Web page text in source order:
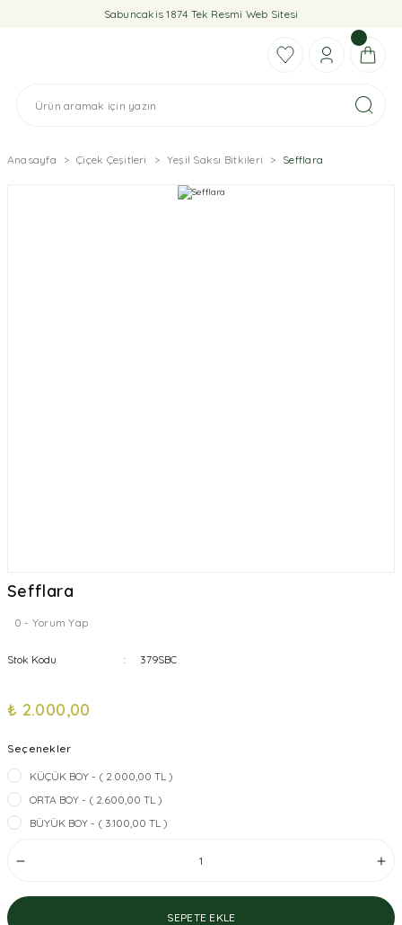
Sabuncakis 1874 Tek Resmi Web Sitesi
Anasayfa Çiçek Çeşitleri Yeşil Saksı Bitkileri Sefflara
Sefflara
0 - Yorum Yap
Stok Kodu 379SBC
₺ 2.000,00
Seçenekler
KÜÇÜK BOY - ( 2.000,00 TL )
ORTA BOY - ( 2.600,00 TL )
BÜYÜK BOY - ( 3.100,00 TL )
SEPETE EKLE